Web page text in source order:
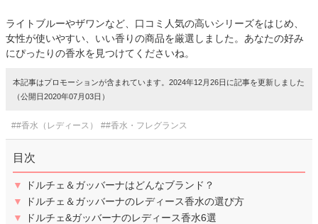
ライトブルーやザワンなど、口コミ人気の高いシリーズをはじめ、
女性が使いやすい、いい香りの商品を厳選しました。あなたの好み
にぴったりの香水を見つけてくださいね。
本記事はプロモーションが含まれています。2024年12月26日に記事を更新しました
（公開日2020年07月03日）
##香水（レディース） ##香水・フレグランス
目次
▼
ドルチェ＆ガッバーナはどんなブランド？
▼
ドルチェ＆ガッバーナのレディース香水の選び方
▼
ドルチェ&ガッバーナのレディース香水6選